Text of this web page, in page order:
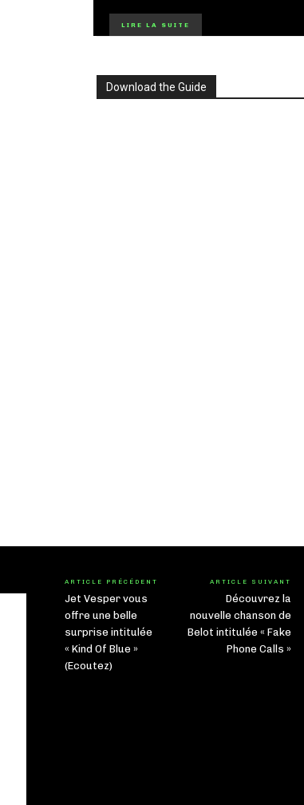
LIRE LA SUITE
Download the Guide
ARTICLE PRÉCÉDENT
Jet Vesper vous
offre une belle
surprise intitulée
« Kind Of Blue »
(Ecoutez)
ARTICLE SUIVANT
Découvrez la
nouvelle chanson de
Belot intitulée « Fake
Phone Calls »